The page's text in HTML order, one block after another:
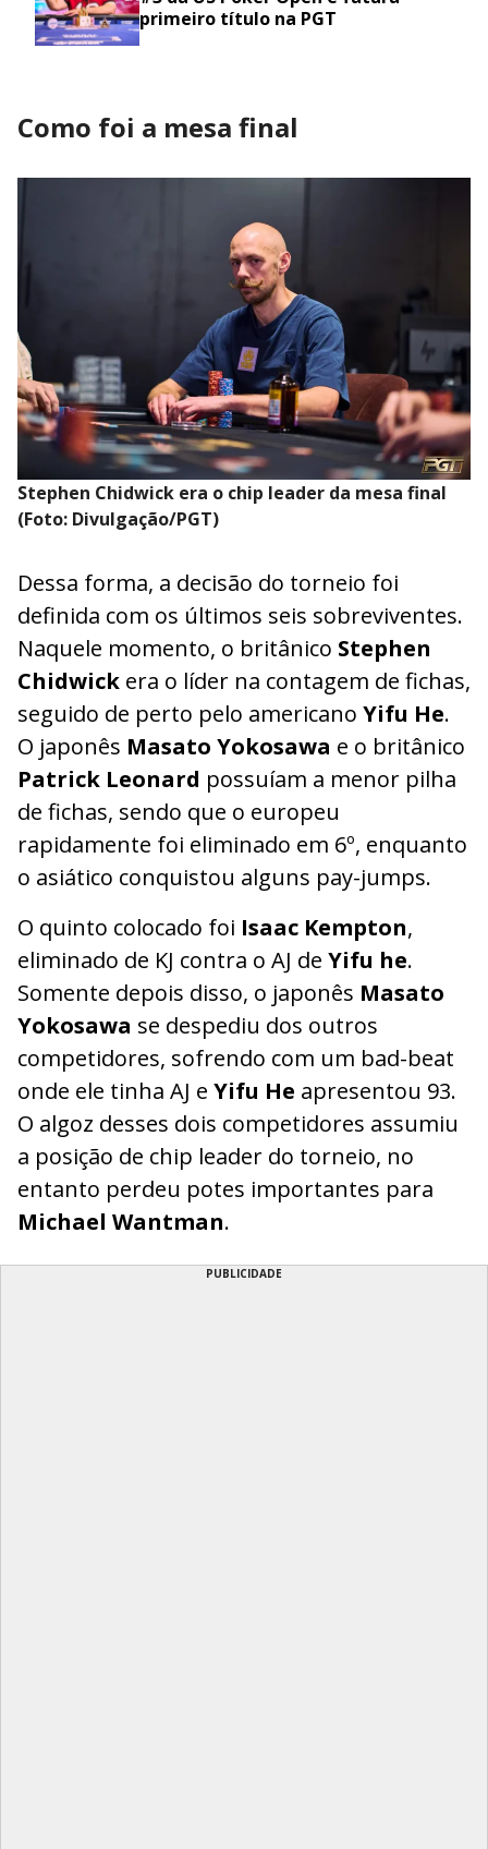
primeiro título na PGT
Como foi a mesa final
Stephen Chidwick era o chip leader da mesa final
(Foto: Divulgação/PGT)
Dessa forma, a decisão do torneio foi
definida com os últimos seis sobreviventes.
Naquele momento, o britânico Stephen
Chidwick era o líder na contagem de fichas,
seguido de perto pelo americano Yifu He.
O japonês Masato Yokosawa e o britânico
Patrick Leonard possuíam a menor pilha
de fichas, sendo que o europeu
rapidamente foi eliminado em 6º, enquanto
o asiático conquistou alguns pay-jumps.
O quinto colocado foi Isaac Kempton,
eliminado de KJ contra o AJ de Yifu he.
Somente depois disso, o japonês Masato
Yokosawa se despediu dos outros
competidores, sofrendo com um bad-beat
onde ele tinha AJ e Yifu He apresentou 93.
O algoz desses dois competidores assumiu
a posição de chip leader do torneio, no
entanto perdeu potes importantes para
Michael Wantman.
PUBLICIDADE